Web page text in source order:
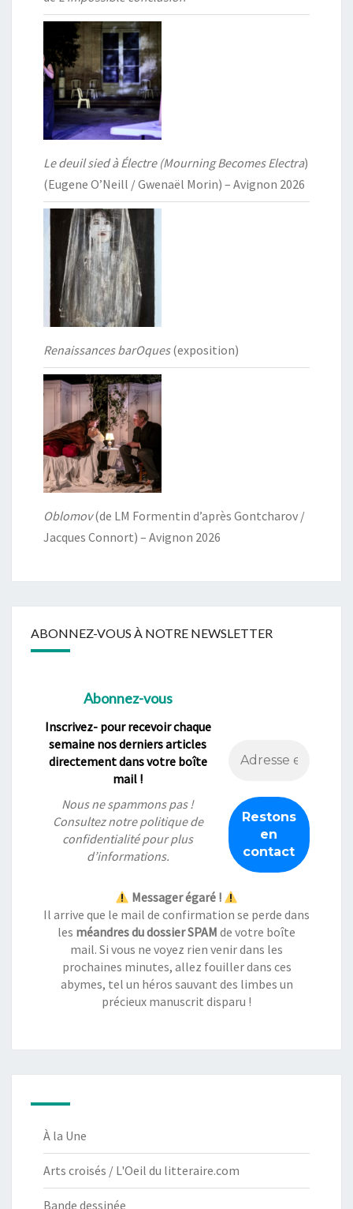
Le deuil sied à Électre (Mourning Becomes Electra)
(Eugene O’Neill / Gwenaël Morin) – Avignon 2026
Renaissances barOques(exposition)
Oblomov(de LM Formentin d’après Gontcharov /
Jacques Connort) – Avignon 2026
ABONNEZ-VOUS À NOTRE NEWSLETTER
Abonnez-vous
Inscrivez- pour recevoir chaque
semaine nos derniers articles
directement dans votre boîte
mail !
Nous ne spammons pas !
Consultez notrepolitique de
confidentialitépour plus
d’informations.
Messager égaré !
Il arrive que le mail de confirmation se perde dans
les méandres du dossier SPAM de votre boîte
mail. Si vous ne voyez rien venir dans les
prochaines minutes, allez fouiller dans ces
abymes, tel un héros sauvant des limbes un
précieux manuscrit disparu !
À la Une
Arts croisés / L'Oeil du litteraire.com
Bande dessinée